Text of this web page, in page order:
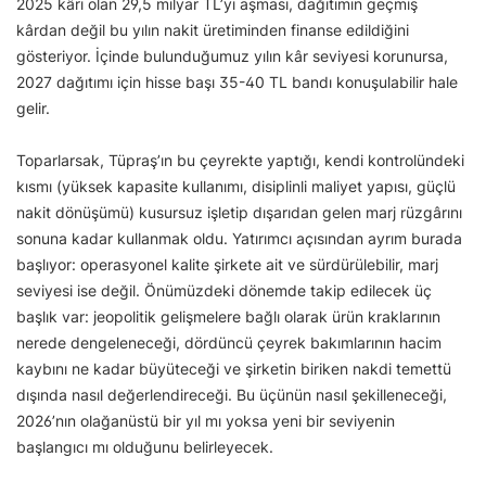
2025 kârı olan 29,5 milyar TL’yi aşması, dağıtımın geçmiş
kârdan değil bu yılın nakit üretiminden finanse edildiğini
gösteriyor. İçinde bulunduğumuz yılın kâr seviyesi korunursa,
2027 dağıtımı için hisse başı 35-40 TL bandı konuşulabilir hale
gelir.
Toparlarsak, Tüpraş’ın bu çeyrekte yaptığı, kendi kontrolündeki
kısmı (yüksek kapasite kullanımı, disiplinli maliyet yapısı, güçlü
nakit dönüşümü) kusursuz işletip dışarıdan gelen marj rüzgârını
sonuna kadar kullanmak oldu. Yatırımcı açısından ayrım burada
başlıyor: operasyonel kalite şirkete ait ve sürdürülebilir, marj
seviyesi ise değil. Önümüzdeki dönemde takip edilecek üç
başlık var: jeopolitik gelişmelere bağlı olarak ürün kraklarının
nerede dengeleneceği, dördüncü çeyrek bakımlarının hacim
kaybını ne kadar büyüteceği ve şirketin biriken nakdi temettü
dışında nasıl değerlendireceği. Bu üçünün nasıl şekilleneceği,
2026’nın olağanüstü bir yıl mı yoksa yeni bir seviyenin
başlangıcı mı olduğunu belirleyecek.